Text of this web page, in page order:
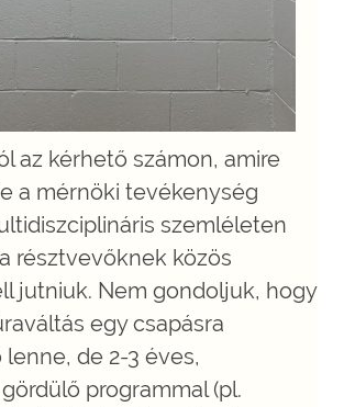
az kérhető számon, amire
a mérnöki tevékenység
szemléleten
résztvevőknek közös
jutniuk. Nem gondoljuk, hogy
egy csapásra
de 2-3 éves,
programmal (pl.